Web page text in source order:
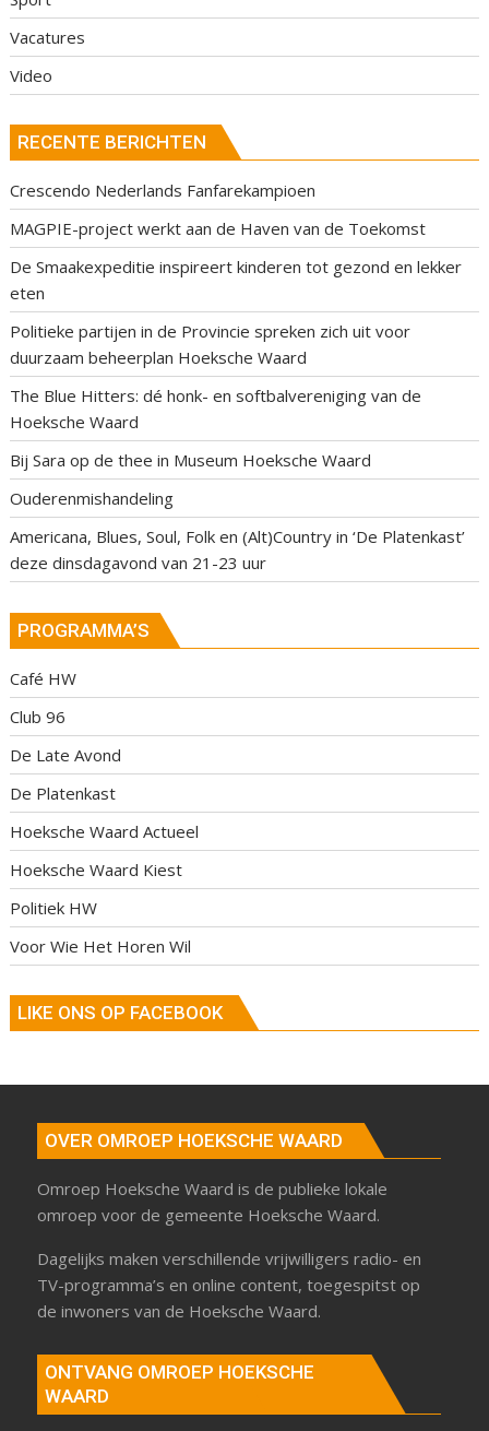
Vacatures
Video
RECENTE BERICHTEN
Crescendo Nederlands Fanfarekampioen
MAGPIE-project werkt aan de Haven van de Toekomst
De Smaakexpeditie inspireert kinderen tot gezond en lekker
eten
Politieke partijen in de Provincie spreken zich uit voor
duurzaam beheerplan Hoeksche Waard
The Blue Hitters: dé honk- en softbalvereniging van de
Hoeksche Waard
Bij Sara op de thee in Museum Hoeksche Waard
Ouderenmishandeling
Americana, Blues, Soul, Folk en (Alt)Country in ‘De Platenkast’
deze dinsdagavond van 21-23 uur
PROGRAMMA’S
Café HW
Club 96
De Late Avond
De Platenkast
Hoeksche Waard Actueel
Hoeksche Waard Kiest
Politiek HW
Voor Wie Het Horen Wil
LIKE ONS OP FACEBOOK
OVER OMROEP HOEKSCHE WAARD
Omroep Hoeksche Waard is de publieke lokale
omroep voor de gemeente Hoeksche Waard.
Dagelijks maken verschillende vrijwilligers radio- en
TV-programma’s en online content, toegespitst op
de inwoners van de Hoeksche Waard.
ONTVANG OMROEP HOEKSCHE
WAARD